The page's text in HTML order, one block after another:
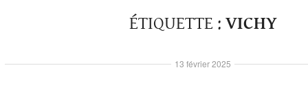
ÉTIQUETTE : VICHY
13 février 2025